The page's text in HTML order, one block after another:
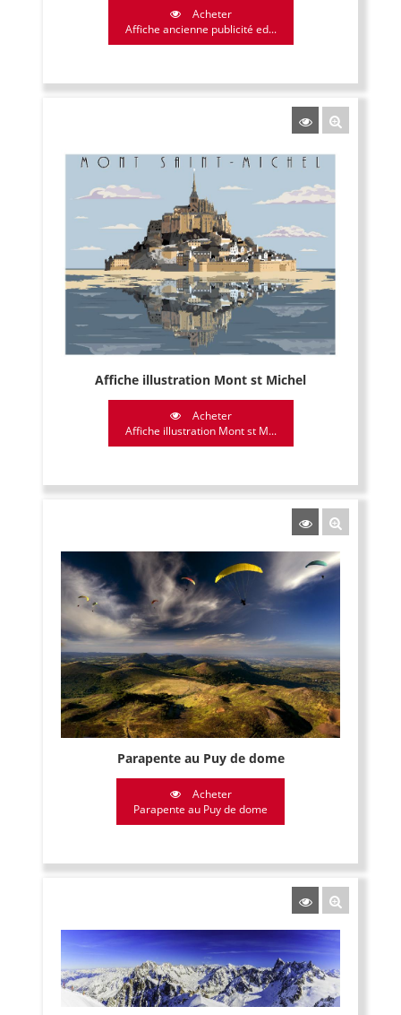
Acheter
Affiche ancienne publicité ed...
Affiche illustration Mont st Michel
Acheter
Affiche illustration Mont st M...
Parapente au Puy de dome
Acheter
Parapente au Puy de dome